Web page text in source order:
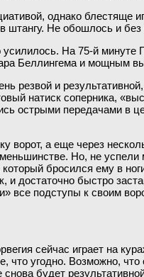
однако блестяще
Не обошлось и
На 75-й минуте
Беллингема и мощным
резвой и
натиск соперника,
острыми передачами в
ворот, а еще через
Но, не
бросился ему в
и достаточно быстро
все подступы к своим
сейчас играет на
что угодно. Возможно,
будет